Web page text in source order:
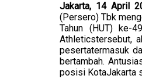
Jakarta, 14 April
(Persero) Tbk
Tahun (HUT) ke-
Athleticstersebut,
pesertatermasuk
bertambah.
posisi KotaJakarta